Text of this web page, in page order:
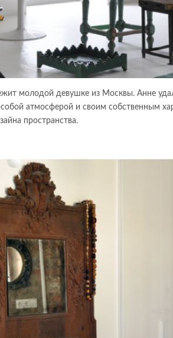
молодой девушке из Москвы. Анне
атмосферой и своим собственным
пространства.